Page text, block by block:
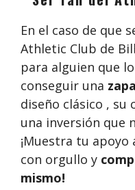
En el caso de que
Athletic Club de
para alguien que
conseguir una
diseño clásico , su
una inversión que
¡Muestra tu
con orgullo y
mismo!